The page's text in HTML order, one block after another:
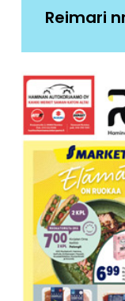
Reimari